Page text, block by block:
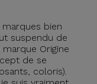
bien
suspendu de
Origine
de se
coloris).